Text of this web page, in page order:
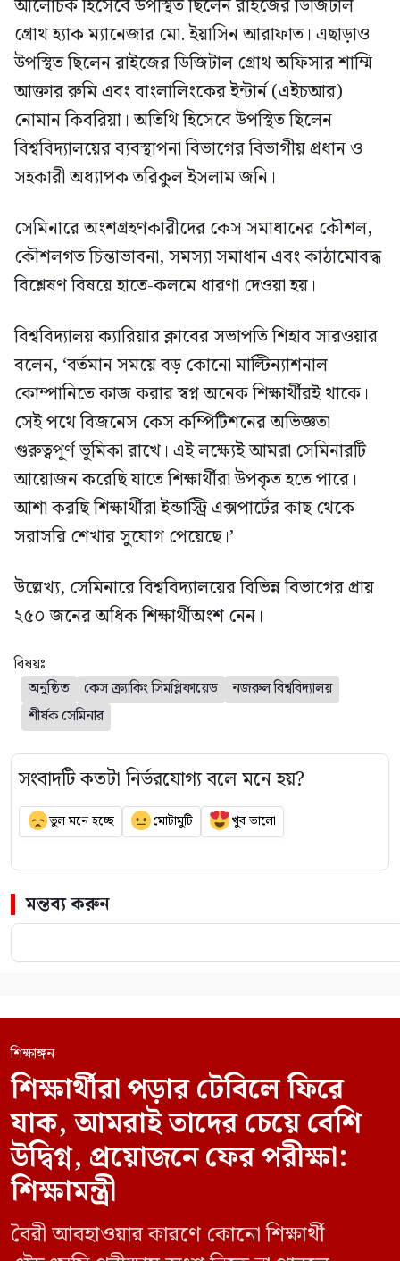
আলোচক হিসেবে উপস্থিত ছিলেন রাইজের ডিজিটাল
গ্রোথ হ্যাক ম্যানেজার মো. ইয়াসিন আরাফাত। এছাড়াও
উপস্থিত ছিলেন রাইজের ডিজিটাল গ্রোথ অফিসার শাম্মি
আক্তার রুমি এবং বাংলালিংকের ইন্টার্ন (এইচআর)
নোমান কিবরিয়া। অতিথি হিসেবে উপস্থিত ছিলেন
বিশ্ববিদ্যালয়ের ব্যবস্থাপনা বিভাগের বিভাগীয় প্রধান ও
সহকারী অধ্যাপক তরিকুল ইসলাম জনি।
সেমিনারে অংশগ্রহণকারীদের কেস সমাধানের কৌশল,
কৌশলগত চিন্তাভাবনা, সমস্যা সমাধান এবং কাঠামোবদ্ধ
বিশ্লেষণ বিষয়ে হাতে-কলমে ধারণা দেওয়া হয়।
বিশ্ববিদ্যালয় ক্যারিয়ার ক্লাবের সভাপতি শিহাব সারওয়ার
বলেন, ‘বর্তমান সময়ে বড় কোনো মাল্টিন্যাশনাল
কোম্পানিতে কাজ করার স্বপ্ন অনেক শিক্ষার্থীরই থাকে।
সেই পথে বিজনেস কেস কম্পিটিশনের অভিজ্ঞতা
গুরুত্বপূর্ণ ভূমিকা রাখে। এই লক্ষ্যেই আমরা সেমিনারটি
আয়োজন করেছি যাতে শিক্ষার্থীরা উপকৃত হতে পারে।
আশা করছি শিক্ষার্থীরা ইন্ডাস্ট্রি এক্সপার্টের কাছ থেকে
সরাসরি শেখার সুযোগ পেয়েছে।’
উল্লেখ্য, সেমিনারে বিশ্ববিদ্যালয়ের বিভিন্ন বিভাগের প্রায়
২৫০ জনের অধিক শিক্ষার্থীঅংশ নেন।
বিষয়ঃ
অনুষ্ঠিত
কেস ক্র্যাকিং সিমপ্লিফায়েড
নজরুল বিশ্ববিদ্যালয়
শীর্ষক সেমিনার
সংবাদটি কতটা নির্ভরযোগ্য বলে মনে হয়?
ভুল মনে হচ্ছে মোটামুটি খুব ভালো
মন্তব্য করুন
শিক্ষাঙ্গন
শিক্ষার্থীরা পড়ার টেবিলে ফিরে
যাক, আমরাই তাদের চেয়ে বেশি
উদ্বিগ্ন, প্রয়োজনে ফের পরীক্ষা:
শিক্ষামন্ত্রী
বৈরী আবহাওয়ার কারণে কোনো শিক্ষার্থী